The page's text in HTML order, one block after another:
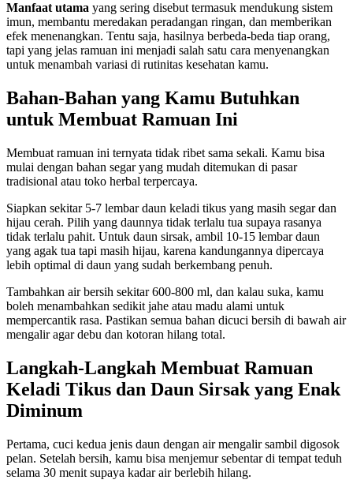
Manfaat utama yang sering disebut termasuk mendukung sistem
imun, membantu meredakan peradangan ringan, dan memberikan
efek menenangkan. Tentu saja, hasilnya berbeda-beda tiap orang,
tapi yang jelas ramuan ini menjadi salah satu cara menyenangkan
untuk menambah variasi di rutinitas kesehatan kamu.
Bahan-Bahan yang Kamu Butuhkan
untuk Membuat Ramuan Ini
Membuat ramuan ini ternyata tidak ribet sama sekali. Kamu bisa
mulai dengan bahan segar yang mudah ditemukan di pasar
tradisional atau toko herbal terpercaya.
Siapkan sekitar 5-7 lembar daun keladi tikus yang masih segar dan
hijau cerah. Pilih yang daunnya tidak terlalu tua supaya rasanya
tidak terlalu pahit. Untuk daun sirsak, ambil 10-15 lembar daun
yang agak tua tapi masih hijau, karena kandungannya dipercaya
lebih optimal di daun yang sudah berkembang penuh.
Tambahkan air bersih sekitar 600-800 ml, dan kalau suka, kamu
boleh menambahkan sedikit jahe atau madu alami untuk
mempercantik rasa. Pastikan semua bahan dicuci bersih di bawah air
mengalir agar debu dan kotoran hilang total.
Langkah-Langkah Membuat Ramuan
Keladi Tikus dan Daun Sirsak yang Enak
Diminum
Pertama, cuci kedua jenis daun dengan air mengalir sambil digosok
pelan. Setelah bersih, kamu bisa menjemur sebentar di tempat teduh
selama 30 menit supaya kadar air berlebih hilang.